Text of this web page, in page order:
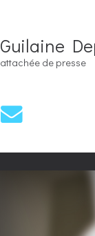
Guilaine
attachée de presse